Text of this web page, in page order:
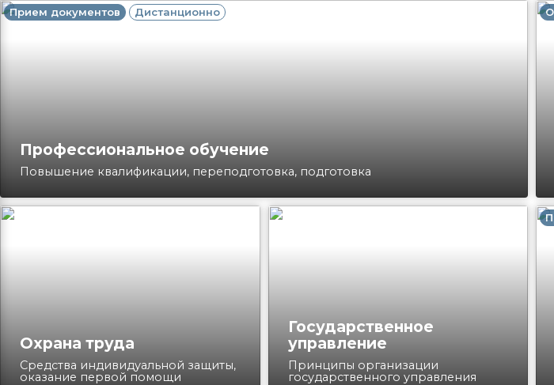
Прием документов Дистанционно
Профессиональное обучение
Повышение квалификации, переподготовка, подготовка
Охрана труда
Средства индивидуальной защиты,
оказание первой помощи
Государственное
управление
Принципы организации
государственного управления